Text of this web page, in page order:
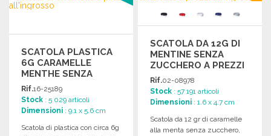
SCATOLA PLASTICA
6G CARAMELLE
MENTHE SENZA
ZUCCHERO A PREZZI
ALL'INGROSSO
Rif.16-25189
Stock : 5 029 articoli
Dimensioni : 9.1 x 5.6 cm
Scatola di plastica con circa 6g
SCATOLA DA 12G DI
MENTINE SENZA
ZUCCHERO A PREZZI
ALL'INGROSSO
Rif.02-08978
Stock : 57 191 articoli
Dimensioni : 1.6 x 4.7 cm
Scatola da 12 gr di caramelle
alla menta senza zucchero,